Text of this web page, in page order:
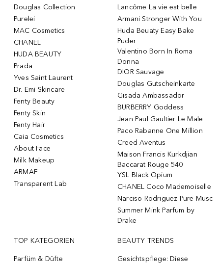
Douglas Collection
Purelei
MAC Cosmetics
CHANEL
HUDA BEAUTY
Prada
Yves Saint Laurent
Dr. Emi Skincare
Fenty Beauty
Fenty Skin
Fenty Hair
Caia Cosmetics
About Face
Milk Makeup
ARMAF
Transparent Lab
Lancôme La vie est belle
Armani Stronger With You
Huda Beuaty Easy Bake
Puder
Valentino Born In Roma
Donna
DIOR Sauvage
Douglas Gutscheinkarte
Gisada Ambassador
BURBERRY Goddess
Jean Paul Gaultier Le Male
Paco Rabanne One Million
Creed Aventus
Maison Francis Kurkdjian
Baccarat Rouge 540
YSL Black Opium
CHANEL Coco Mademoiselle
Narciso Rodriguez Pure Musc
Summer Mink Parfum by
Drake
TOP KATEGORIEN
Parfüm & Düfte
BEAUTY TRENDS
Gesichtspflege: Diese